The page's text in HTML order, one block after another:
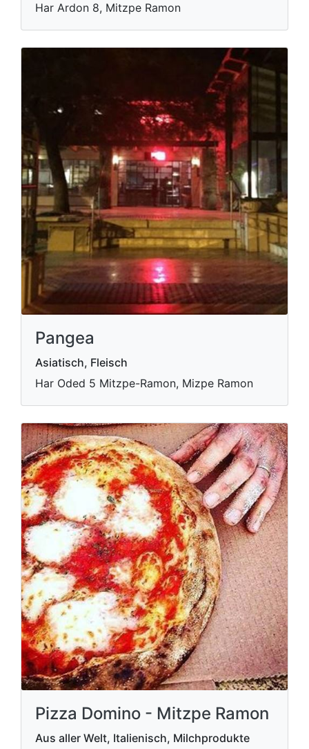
Har Ardon 8, Mitzpe Ramon
Pangea
Asiatisch, Fleisch
Har Oded 5 Mitzpe-Ramon, Mizpe Ramon
Pizza Domino - Mitzpe Ramon
Aus aller Welt, Italienisch, Milchprodukte